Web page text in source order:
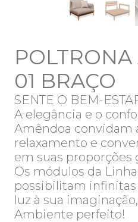
01 BRAÇO
SENTE O BEM-
A elegância e o
Amêndoa convidam
relaxamento e
em suas proporções
Os módulos da
possibilitam infinitas
luz à sua
Ambiente perfeito!